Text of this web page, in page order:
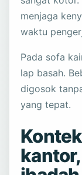
menjaga
waktu
Pada sofa
lap basah.
digosok
yang tepat.